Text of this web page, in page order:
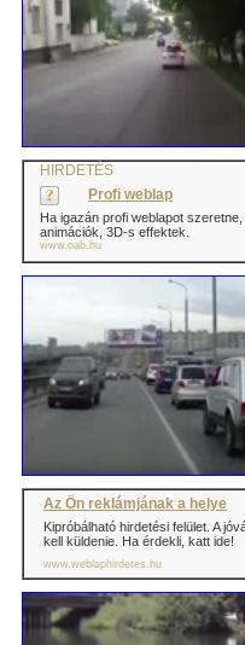
HIRDETÉS
Profi weblap
Ha igazán profi weblapot
animációk, 3D-s effektek.
www.oab.hu
Az Ön reklámjának a helye
Kipróbálható hirdetési felület. A
kell küldenie. Ha érdekli, katt ide!
www.weblaphirdetes.hu